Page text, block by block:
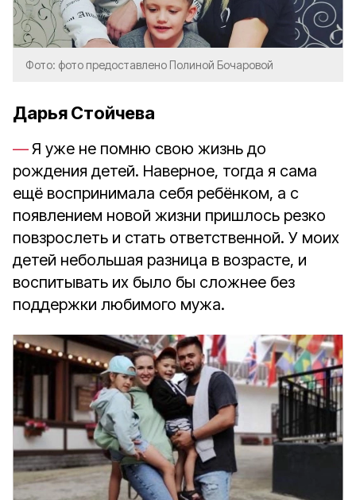
Фото: фото предоставлено Полиной Бочаровой
Дарья Стойчева
Я уже не помню свою жизнь до
рождения детей. Наверное, тогда я сама
ещё воспринимала себя ребёнком, а с
появлением новой жизни пришлось резко
повзрослеть и стать ответственной. У моих
детей небольшая разница в возрасте, и
воспитывать их было бы сложнее без
поддержки любимого мужа.